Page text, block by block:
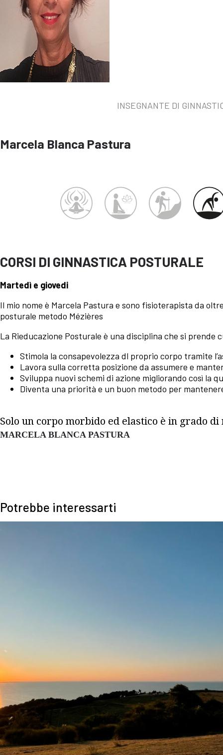
INSEGNANTE DI
Marcela Blanca Pastura
CORSI DI GINNASTICA POSTURALE
Martedì e giovedi
Il mio nome è Marcela Pastura e sono fisioterapista da
posturale metodo Mézières
La Rieducazione Posturale è una disciplina che si prende
Stimola la consapevolezza dl proprio corpo tramite
Lavora sulla corretta posizione da assumere e
Sviluppa nuovi schemi di azione migliorando così la
Diventa una priorità e un buon metodo per
Solo un corpo morbido ed elastico è in grado
MARCELA BLANCA PASTURA
Potrebbe interessarti